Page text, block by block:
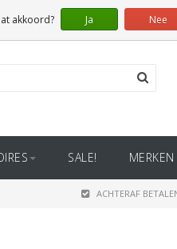
SALE! MERKEN
ACHTERAF
akkoord? Ja Nee